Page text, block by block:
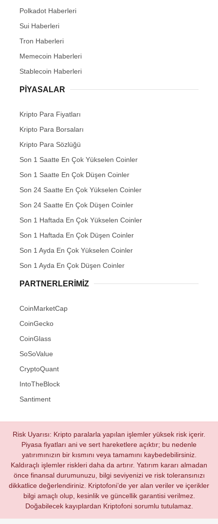
Polkadot Haberleri
Sui Haberleri
Tron Haberleri
Memecoin Haberleri
Stablecoin Haberleri
PIYASALAR
Kripto Para Fiyatları
Kripto Para Borsaları
Kripto Para Sözlüğü
Son 1 Saatte En Çok Yükselen Coinler
Son 1 Saatte En Çok Düşen Coinler
Son 24 Saatte En Çok Yükselen Coinler
Son 24 Saatte En Çok Düşen Coinler
Son 1 Haftada En Çok Yükselen Coinler
Son 1 Haftada En Çok Düşen Coinler
Son 1 Ayda En Çok Yükselen Coinler
Son 1 Ayda En Çok Düşen Coinler
PARTNERLERIMIZ
CoinMarketCap
CoinGecko
CoinGlass
SoSoValue
CryptoQuant
IntoTheBlock
Santiment
Risk Uyarısı: Kripto paralarla yapılan işlemler yüksek risk içerir.
Piyasa fiyatları ani ve sert hareketlere açıktır; bu nedenle
yatırımınızın bir kısmını veya tamamını kaybedebilirsiniz.
Kaldıraçlı işlemler riskleri daha da artırır. Yatırım kararı almadan
önce finansal durumunuzu, bilgi seviyenizi ve risk toleransınızı
dikkatlice değerlendiriniz. Kriptofoni’de yer alan veriler ve içerikler
bilgi amaçlı olup, kesinlik ve güncellik garantisi verilmez.
Doğabilecek kayıplardan Kriptofoni sorumlu tutulamaz.